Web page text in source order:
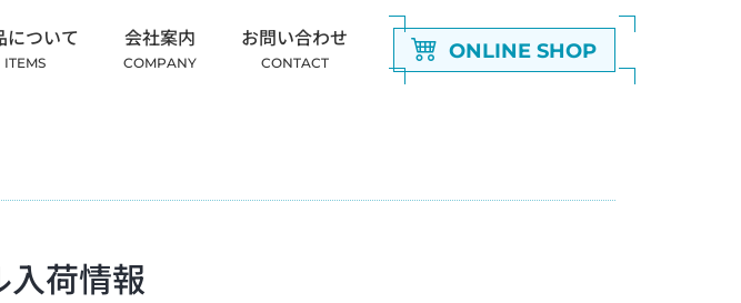
について
ITEMS
会社案内
COMPANY
お問い合わせ
CONTACT ONLINE SHOP
入荷情報